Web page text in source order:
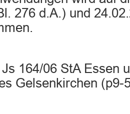
276 d.A.) und
164/06 StA Essen
Gelsenkirchen (p9-